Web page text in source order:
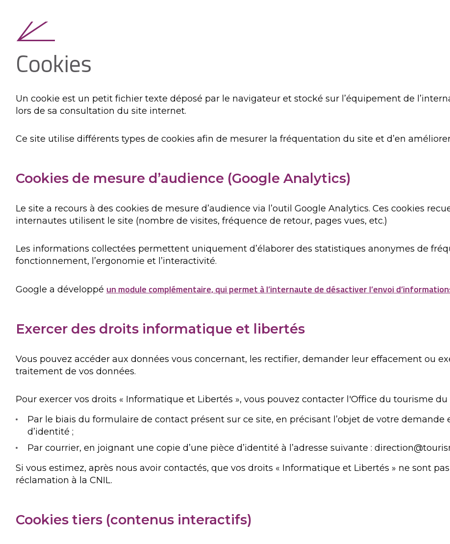
Cookies
Un cookie est un petit fichier texte déposé par le navigateur et stocké sur l’équipement de
lors de sa consultation du site internet.
Ce site utilise différents types de cookies afin de mesurer la fréquentation du site et d’en
Cookies de mesure d’audience (Google Analytics)
Le site a recours à des cookies de mesure d’audience via l’outil Google Analytics. Ces cookies
internautes utilisent le site (nombre de visites, fréquence de retour, pages vues, etc.)
Les informations collectées permettent uniquement d’élaborer des statistiques anonymes de
fonctionnement, l’ergonomie et l’interactivité.
Google a développé un module complémentaire, qui permet à l’internaute de désactiver l’envoi
Exercer des droits informatique et libertés
Vous pouvez accéder aux données vous concernant, les rectifier, demander leur effacement ou
traitement de vos données.
Pour exercer vos droits « Informatique et Libertés », vous pouvez contacter l'Office du tourisme du
Par le biais du formulaire de contact présent sur ce site, en précisant l’objet de votre demande
d’identité ;
Par courrier, en joignant une copie d’une pièce d’identité à l’adresse suivante :
Si vous estimez, après nous avoir contactés, que vos droits « Informatique et Libertés » ne sont
réclamation à la CNIL.
Cookies tiers (contenus interactifs)